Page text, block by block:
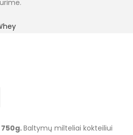
Baltymų milteliai kokteiliui